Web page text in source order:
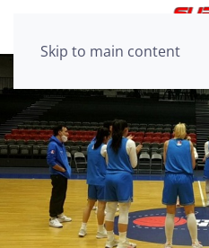
Skip to main content